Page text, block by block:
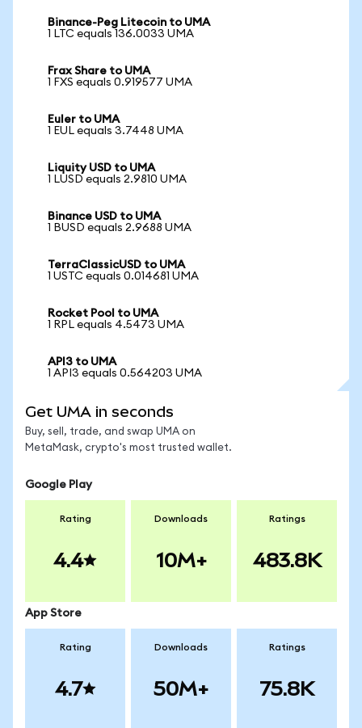
Binance-Peg Litecoin to UMA
1 LTC equals 136.0033 UMA
Frax Share to UMA
1 FXS equals 0.919577 UMA
Euler to UMA
1 EUL equals 3.7448 UMA
Liquity USD to UMA
1 LUSD equals 2.9810 UMA
Binance USD to UMA
1 BUSD equals 2.9688 UMA
TerraClassicUSD to UMA
1 USTC equals 0.014681 UMA
Rocket Pool to UMA
1 RPL equals 4.5473 UMA
API3 to UMA
1 API3 equals 0.564203 UMA
Get UMA in seconds
Buy, sell, trade, and swap UMA on
MetaMask, crypto's most trusted wallet.
Google Play
Rating
4.4
Downloads
10M+
Ratings
483.8K
App Store
Rating
4.7
Downloads
50M+
Ratings
75.8K